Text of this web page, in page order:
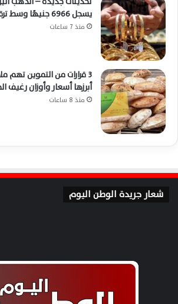
يسجل 6966 جنيهًا وسط ترقب الأسواق العالمية
منذ 7 ساعات
3 قرارات من التموين تهم
أبرزها أسعار وأوزان رغيف
منذ 8 ساعات
شعار جريدة الوطن اليوم